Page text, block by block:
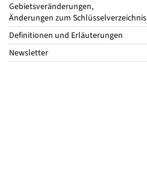
Gebietsveränderungen,
Änderungen zum Schlüsselverzeichnis
Definitionen und Erläuterungen
Newsletter